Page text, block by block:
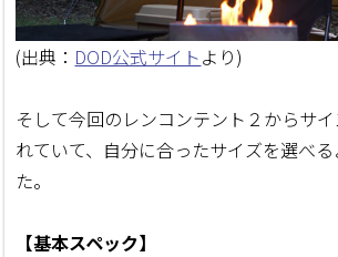
(出典： DOD公式サイトより)
そして今回のレンコンテント２からサ
れていて、自分に合ったサイズを選べ
た。
【基本スペック】